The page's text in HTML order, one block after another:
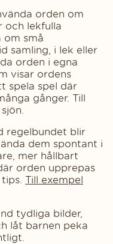
orden om
och lekfulla
om små
samling, i lek eller
orden i egna
visar ordens
spela spel där
gånger. Till
regelbundet blir
dem spontant i
mer hållbart
orden upprepas
Till exempel
tydliga bilder,
låt barnen peka